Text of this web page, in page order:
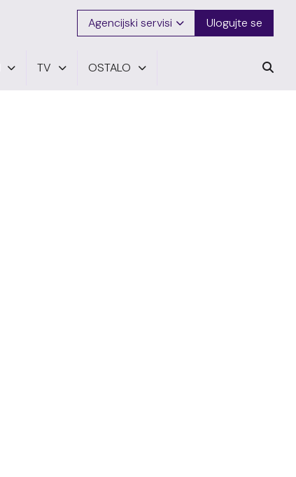
Agencijski servisi Ulogujte se
TV OSTALO